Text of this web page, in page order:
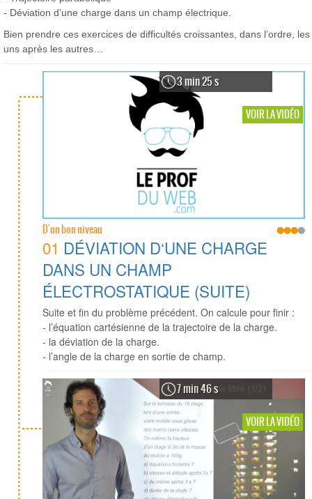
- Déviation d’une charge dans un champ électrique.
Bien prendre ces exercices de difficultés croissantes, dans l’ordre, les
uns après les autres…
3 min 25 s
VOIR LA VIDÉO
D'un bon niveau
01 DÉVIATION D‘UNE CHARGE
DANS UN CHAMP
ÉLECTROSTATIQUE (SUITE)
Suite et fin du problème précédent. On calcule pour finir :
- l’équation cartésienne de la trajectoire de la charge.
- la déviation de la charge.
- l’angle de la charge en sortie de champ.
7 min 46 s
VOIR LA VIDÉO